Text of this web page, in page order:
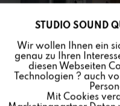
Funktionale
Marketing
Tracking
STUDIO SOUND
Wir wollen Ihnen ein
genau zu Ihren
diesen Webseiten
Technologien ? auch
Mit Cookies